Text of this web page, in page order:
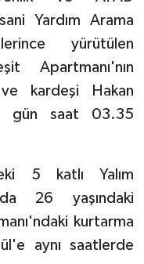
Yardım Arama
yürütülen
Apartmanı'nın
kardeşi Hakan
gün saat 03.35
5 katlı Yalım
26 yaşındaki
kurtarma
aynı saatlerde